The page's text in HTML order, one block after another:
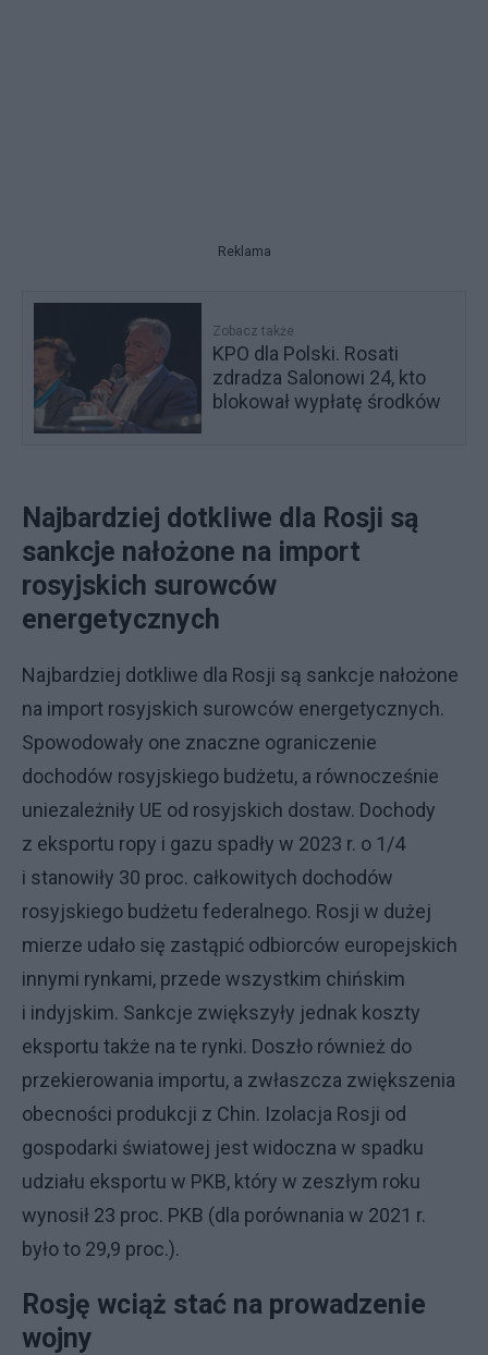
Reklama
Zobacz także
KPO dla Polski. Rosati
zdradza Salonowi 24, kto
blokował wypłatę środków
Najbardziej dotkliwe dla Rosji są
sankcje nałożone na import
rosyjskich surowców
energetycznych
Najbardziej dotkliwe dla Rosji są sankcje nałożone
na import rosyjskich surowców energetycznych.
Spowodowały one znaczne ograniczenie
dochodów rosyjskiego budżetu, a równocześnie
uniezależniły UE od rosyjskich dostaw. Dochody
z eksportu ropy i gazu spadły w 2023 r. o 1/4
i stanowiły 30 proc. całkowitych dochodów
rosyjskiego budżetu federalnego. Rosji w dużej
mierze udało się zastąpić odbiorców europejskich
innymi rynkami, przede wszystkim chińskim
i indyjskim. Sankcje zwiększyły jednak koszty
eksportu także na te rynki. Doszło również do
przekierowania importu, a zwłaszcza zwiększenia
obecności produkcji z Chin. Izolacja Rosji od
gospodarki światowej jest widoczna w spadku
udziału eksportu w PKB, który w zeszłym roku
wynosił 23 proc. PKB (dla porównania w 2021 r.
było to 29,9 proc.).
Rosję wciąż stać na prowadzenie
wojny